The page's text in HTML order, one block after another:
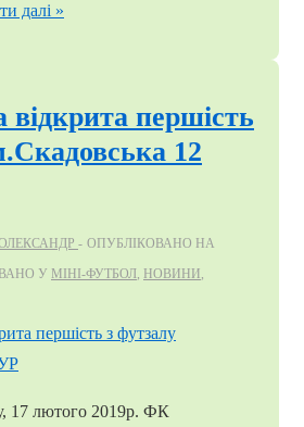
далі »
відкрита першість
12
ОПУБЛІКОВАНО НА
У МІНІ-ФУТБОЛ, НОВИНИ,
17 лютого 2019р. ФК